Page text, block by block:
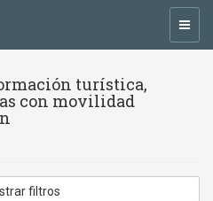
turística,
con movilidad
filtros